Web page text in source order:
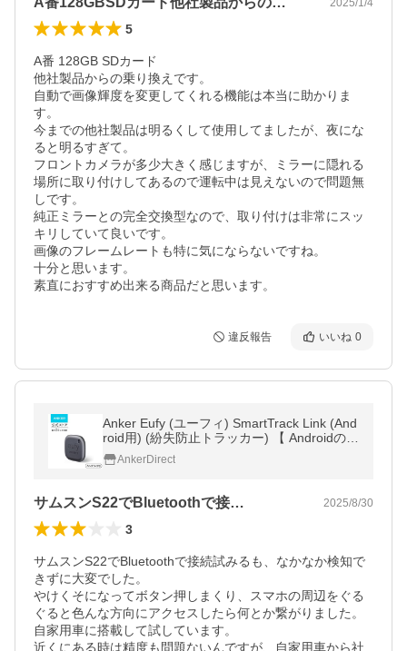
5
A番 128GB SDカード
他社製品からの乗り換えです。
自動で画像輝度を変更してくれる機能は本当に助かりま
す。
今までの他社製品は明るくして使用してましたが、夜にな
ると明るすぎて。
フロントカメラが多少大きく感じますが、ミラーに隠れる
場所に取り付けしてあるので運転中は見えないので問題無
しです。
純正ミラーとの完全交換型なので、取り付けは非常にスッ
キリしていて良いです。
画像のフレームレートも特に気にならないですね。
十分と思います。
素直におすすめ出来る商品だと思います。
違反報告 いいね 0
Anker Eufy (ユーフィ) SmartTrack Link (And
roid用) (紛失防止トラッカー) 【 Androidの
「Find Hub」に対応 (Android端末のみ) / 紛
失防止タグ】 クーポン対象
AnkerDirect
サムスンS22でBluetoothで接… 2025/8/30
3
サムスンS22でBluetoothで接続試みるも、なかなか検知で
きずに大変でした。
やけくそになってボタン押しまくり、スマホの周辺をぐる
ぐると色んな方向にアクセスしたら何とか繋がりました。
自家用車に搭載して試しています。
近くにある時は精度も問題ないんですが、自家用車から社